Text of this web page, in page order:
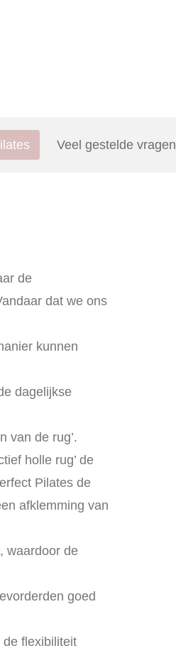
Veel gestelde vragen
de
dat we ons
kunnen
dagelijkse
van de rug’.
holle rug’ de
Pilates de
afklemming van
waardoor de
goed
flexibiliteit